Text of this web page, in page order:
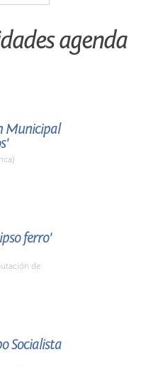
agenda
Municipal
ferro'
de
Socialista